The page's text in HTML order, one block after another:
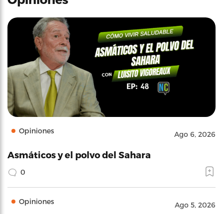
Opiniones Ago 6, 2026
Asmáticos y el polvo del Sahara
0
Opiniones Ago 5, 2026